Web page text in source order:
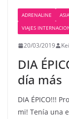
ADRENALINE ASIA
VIAJES
20/03/2019
DIA
día más
DIA ÉPICO!!!
mi! Tenía una